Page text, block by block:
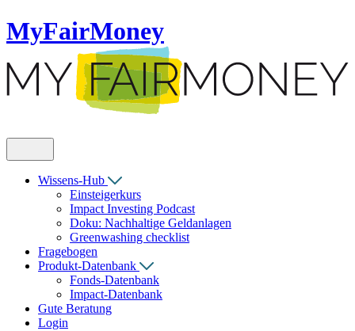
MyFairMoney
Wissens-Hub
Einsteigerkurs
Impact Investing Podcast
Doku: Nachhaltige Geldanlagen
Greenwashing checklist
Fragebogen
Produkt-Datenbank
Fonds-Datenbank
Impact-Datenbank
Gute Beratung
Login